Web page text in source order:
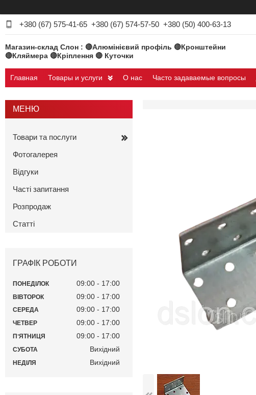
+380 (67) 575-41-65 +380 (67) 574-57-50 +380 (50) 400-63-13
Магазин-склад Слон : 🔴Алюмінієвий профіль 🔴Кронштейни
🔴Кляймера 🔴Кріплення 🔴 Куточки
Главная Товары и услуги О нас Часто задаваемые вопросы
Товари та послуги
Фотогалерея
Відгуки
Часті запитання
Розпродаж
Статті
ГРАФІК РОБОТИ
ПОНЕДІЛОК 09:00 17:00
ВІВТОРОК 09:00 17:00
СЕРЕДА 09:00 17:00
ЧЕТВЕР 09:00 17:00
ПʼЯТНИЦЯ 09:00 17:00
СУБОТА Вихідний
НЕДІЛЯ Вихідний